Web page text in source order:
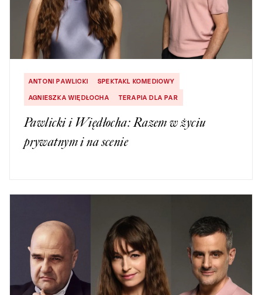
ANTONI PAWLICKI
SPEKTAKL KOMEDIOWY
AGNIESZKA WIĘDŁOCHA
TERAPIA DLA PAR
Pawlicki i Więdłocha: Razem w życiu
prywatnym i na scenie